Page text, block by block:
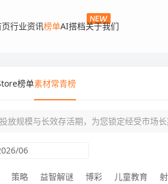
行业资讯榜单AI搭档关于我们
榜单素材常青榜
放规模与长效存活期，为您锁定经受市场
06
策略 益智解谜 博彩 儿童教育